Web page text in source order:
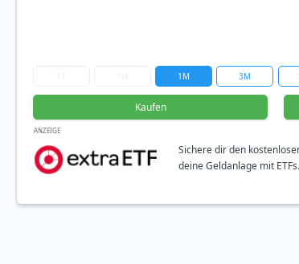
1M 3M
Kaufen
ANZEIGE
Sichere dir den
deine Geldanlage mit ETFs.